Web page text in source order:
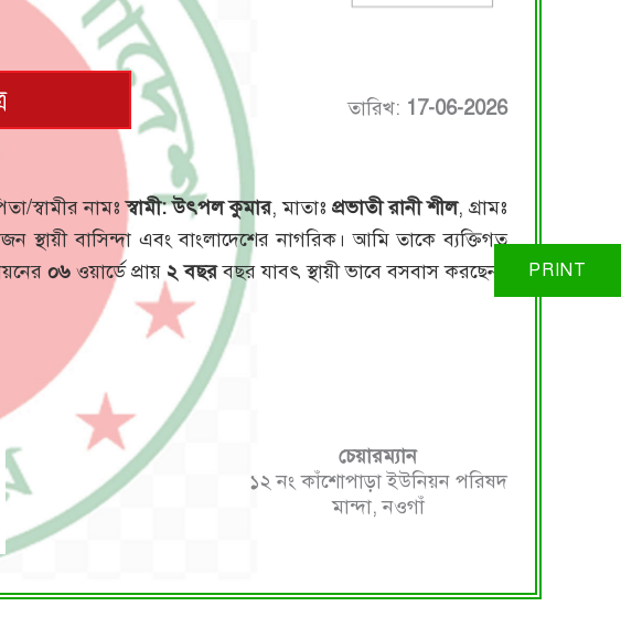
তারিখ: 17-06-2026
স্বামীর নামঃস্বামী: উৎপল কুমার, মাতাঃ প্রভাতী রানী শীল, গ্রামঃ
স্থায়ী বাসিন্দা এবং বাংলাদেশের নাগরিক। আমি তাকে ব্যক্তিগত
০৬ ওয়ার্ডে প্রায়২ বছরবছর যাবৎ স্থায়ী ভাবে বসবাস করছেন।
চেয়ারম্যান
১২ নং কাঁশোপাড়া ইউনিয়ন পরিষদ
মান্দা, নওগাঁ